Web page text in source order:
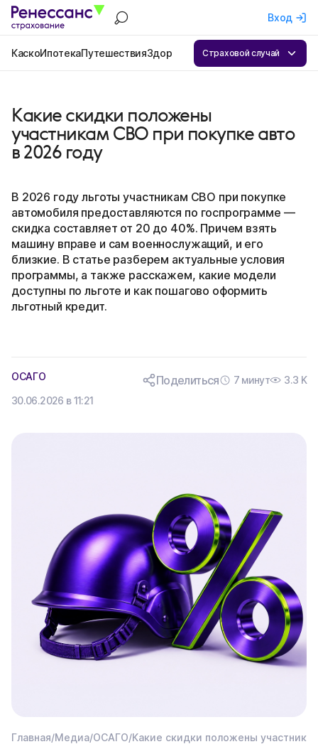
Вход
КаскоИпотекаПутешествияЗдоровье КвартираОСАГОБизнес
Страховой случай
Какие скидки положены
участникам СВО при покупке авто
в 2026 году
В 2026 году льготы участникам СВО при покупке
автомобиля предоставляются по госпрограмме —
скидка составляет от 20 до 40%. Причем взять
машину вправе и сам военнослужащий, и его
близкие. В статье разберем актуальные условия
программы, а также расскажем, какие модели
доступны по льготе и как пошагово оформить
льготный кредит.
ОСАГО
30.06.2026 в 11:21
Поделиться 7 минут 3.3 K
Главная/Медиа/ОСАГО/Какие скидки положены